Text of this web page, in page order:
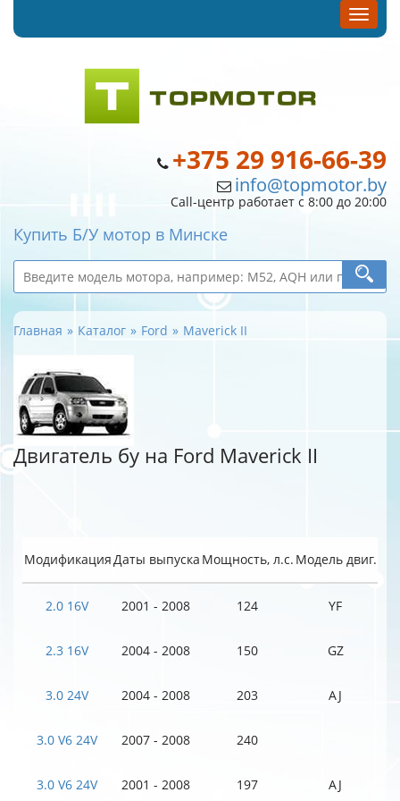
+375 29 916-66-39
info@topmotor.by
Call-центр работает с 8:00 до 20:00
Купить Б/У мотор в Минске
Главная Каталог Ford Maverick II
Двигатель бу на Ford Maverick II
МодификацияДаты выпуска Мощность, л.с. Модель двиг.
2.0 16V 2001 - 2008 124 YF
2.3 16V 2004 - 2008 150 GZ
3.0 24V 2004 - 2008 203 AJ
3.0 V6 24V 2007 - 2008 240
3.0 V6 24V 2001 - 2008 197 AJ